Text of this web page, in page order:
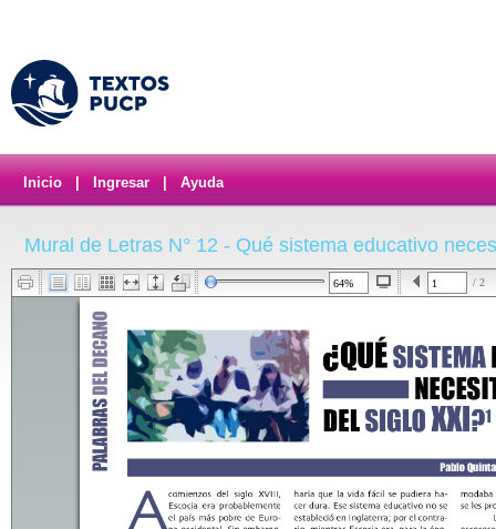
Inicio Ingresar Ayuda
Mural de Letras N° 12 - Qué sistema educativo
/ 2